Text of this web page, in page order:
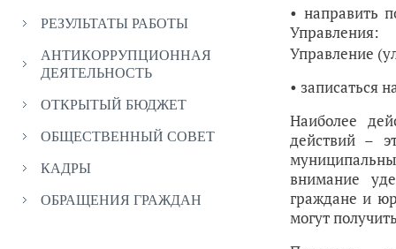
РЕЗУЛЬТАТЫ РАБОТЫ
АНТИКОРРУПЦИОННАЯ
ДЕЯТЕЛЬНОСТЬ
ОТКРЫТЫЙ БЮДЖЕТ
ОБЩЕСТВЕННЫЙ СОВЕТ
КАДРЫ
ОБРАЩЕНИЯ ГРАЖДАН
• направить
Управление
• записаться
Наиболее
действий –
внимание
граждане и
могут